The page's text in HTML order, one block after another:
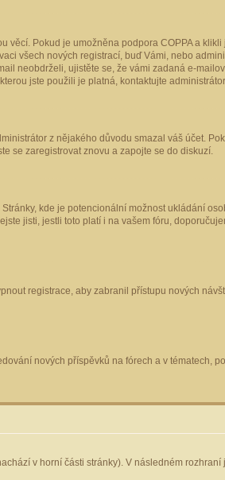
Pokud je umožněna podpora COPPA a
všech nových registrací, buď Vámi, nebo
neobdrželi, ujistěte se, že vámi zadaná e-
jste použili je platná, kontaktujte
z nějakého důvodu smazal váš účet.
se zaregistrovat znovu a zapojte se do diskuzí.
kde je potencionální možnost ukládání
jisti, jestli toto platí i na vašem fóru,
registrace, aby zabranil přístupu nových
nových příspěvků na fórech a v tématech,
v horní části stránky). V následném